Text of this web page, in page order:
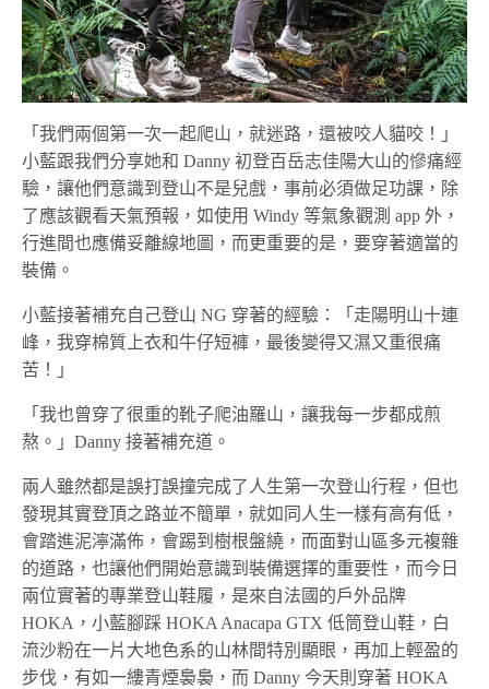
「我們兩個第一次一起爬山，就迷路，還被咬人貓咬！」
小藍跟我們分享她和 Danny 初登百岳志佳陽大山的慘痛經
驗，讓他們意識到登山不是兒戲，事前必須做足功課，除
了應該觀看天氣預報，如使用 Windy 等氣象觀測 app 外，
行進間也應備妥離線地圖，而更重要的是，要穿著適當的
裝備。
小藍接著補充自己登山 NG 穿著的經驗：「走陽明山十連
峰，我穿棉質上衣和牛仔短褲，最後變得又濕又重很痛
苦！」
「我也曾穿了很重的靴子爬油羅山，讓我每一步都成煎
熬。」Danny 接著補充道。
兩人雖然都是誤打誤撞完成了人生第一次登山行程，但也
發現其實登頂之路並不簡單，就如同人生一樣有高有低，
會踏進泥濘滿佈，會踢到樹根盤繞，而面對山區多元複雜
的道路，也讓他們開始意識到裝備選擇的重要性，而今日
兩位實著的專業登山鞋履，是來自法國的戶外品牌
HOKA，小藍腳踩 HOKA Anacapa GTX 低筒登山鞋，白
流沙粉在一片大地色系的山林間特別顯眼，再加上輕盈的
步伐，有如一縷青煙裊裊，而 Danny 今天則穿著 HOKA